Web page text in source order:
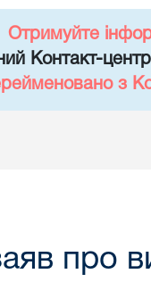
Отримуйте
Контакт-
з
про